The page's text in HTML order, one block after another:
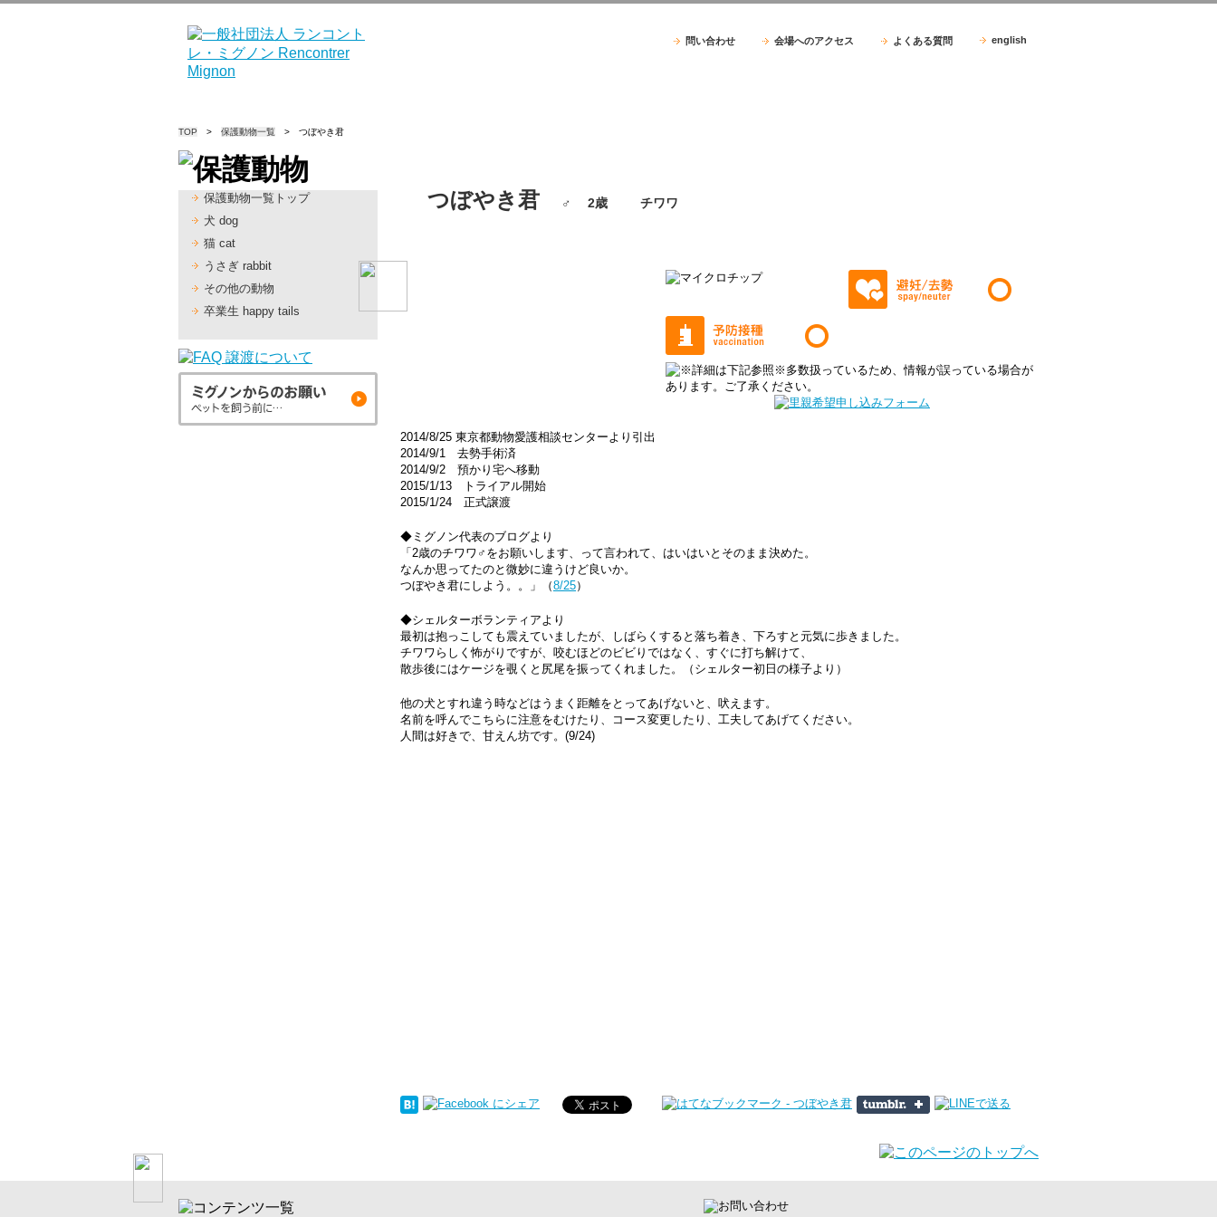
問い合わせ 会場へのアクセス よくある質問 english
TOP > 保護動物一覧 > つぼやき君
保護動物一覧トップ
犬 dog
猫 cat
うさぎ rabbit
その他の動物
卒業生 happy tails
つぼやき君 ♂ 2歳 チワワ
2014/8/25 東京都動物愛護相談センターより引出
2014/9/1 去勢手術済
2014/9/2 預かり宅へ移動
2015/1/13 トライアル開始
2015/1/24 正式譲渡
◆ミグノン代表のブログより
「2歳のチワワ♂をお願いします、って言われて、はいはいとそのまま決めた。
なんか思ってたのと微妙に違うけど良いか。
つぼやき君にしよう。。」（8/25）
◆シェルターボランティアより
最初は抱っこしても震えていましたが、しばらくすると落ち着き、下ろすと元気に歩きました。
チワワらしく怖がりですが、咬むほどのビビりではなく、すぐに打ち解けて、
散歩後にはケージを覗くと尻尾を振ってくれました。（シェルター初日の様子より）
他の犬とすれ違う時などはうまく距離をとってあげないと、吠えます。
名前を呼んでこちらに注意をむけたり、コース変更したり、工夫してあげてください。
人間は好きで、甘えん坊です。(9/24)